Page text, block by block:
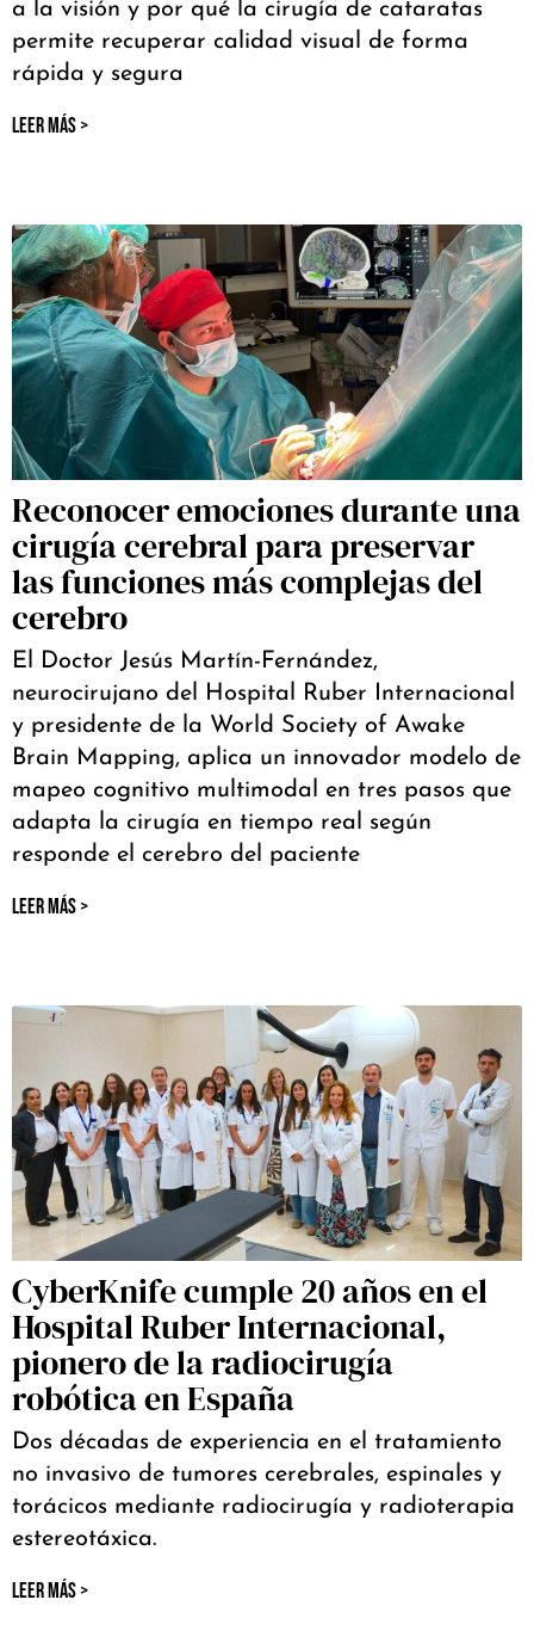
a la visión y por qué la cirugía de cataratas
permite recuperar calidad visual de forma
rápida y segura
LEER MÁS >
Reconocer emociones durante una
cirugía cerebral para preservar
las funciones más complejas del
cerebro
El Doctor Jesús Martín-Fernández,
neurocirujano del Hospital Ruber Internacional
y presidente de la World Society of Awake
Brain Mapping, aplica un innovador modelo de
mapeo cognitivo multimodal en tres pasos que
adapta la cirugía en tiempo real según
responde el cerebro del paciente
LEER MÁS >
CyberKnife cumple 20 años en el
Hospital Ruber Internacional,
pionero de la radiocirugía
robótica en España
Dos décadas de experiencia en el tratamiento
no invasivo de tumores cerebrales, espinales y
torácicos mediante radiocirugía y radioterapia
estereotáxica.
LEER MÁS >